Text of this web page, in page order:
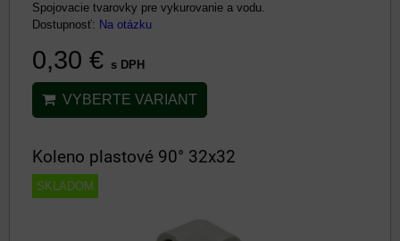
Spojovacie tvarovky pre vykurovanie a vodu.
Dostupnosť: Na otázku
0,30 € s DPH
VYBERTE VARIANT
Koleno plastové 90° 32x32
SKLADOM